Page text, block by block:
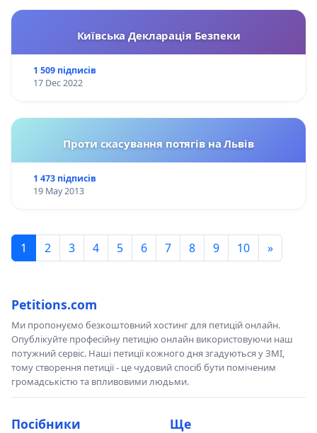
Київська Декларація Безпеки
1 509 підписів
17 Dec 2022
Проти скасування потягів на Львів
1 473 підписів
19 May 2013
1 2 3 4 5 6 7 8 9 10 »
Petitions.com
Ми пропонуємо безкоштовний хостинг для петицій онлайн.
Опублікуйте професійну петицію онлайн використовуючи наш
потужний сервіс. Наші петиції кожного дня згадуються у ЗМІ,
тому створення петиції - це чудовий спосіб бути поміченим
громадськістю та впливовими людьми.
Посібники Ще